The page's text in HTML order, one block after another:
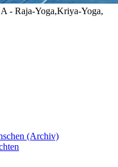
- Raja-Yoga,Kriya-Yoga,
(Archiv)